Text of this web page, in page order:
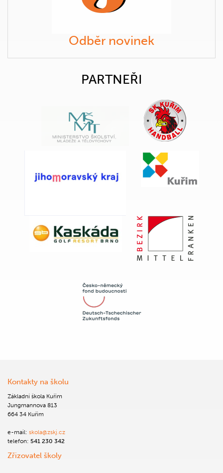
Odběr novinek
PARTNEŘI
Kontakty na školu
Základní škola Kuřim
Jungmannova 813
664 34 Kuřim
e-mail: skola@zskj.cz
telefon: 541 230 342
Zřizovatel školy